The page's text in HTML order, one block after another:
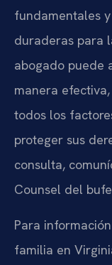
fundamentales
duraderas para
abogado puede
manera
todos los
proteger sus
consulta,
Counsel del
Para
familia en